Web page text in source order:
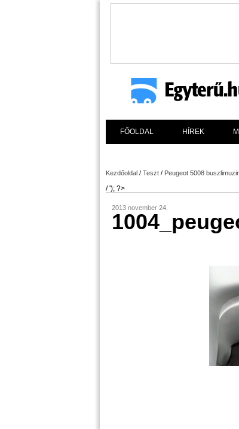
FŐOLDAL HÍREK
Kezdőoldal / Teszt / Peugeot 5008
/ '); ?>
2013 november 24.